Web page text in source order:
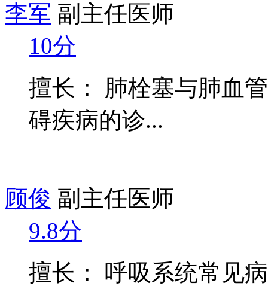
李军 副主任医师
10分
擅长： 肺栓塞与肺血
碍疾病的诊...
顾俊 副主任医师
9.8分
擅长： 呼吸系统常见